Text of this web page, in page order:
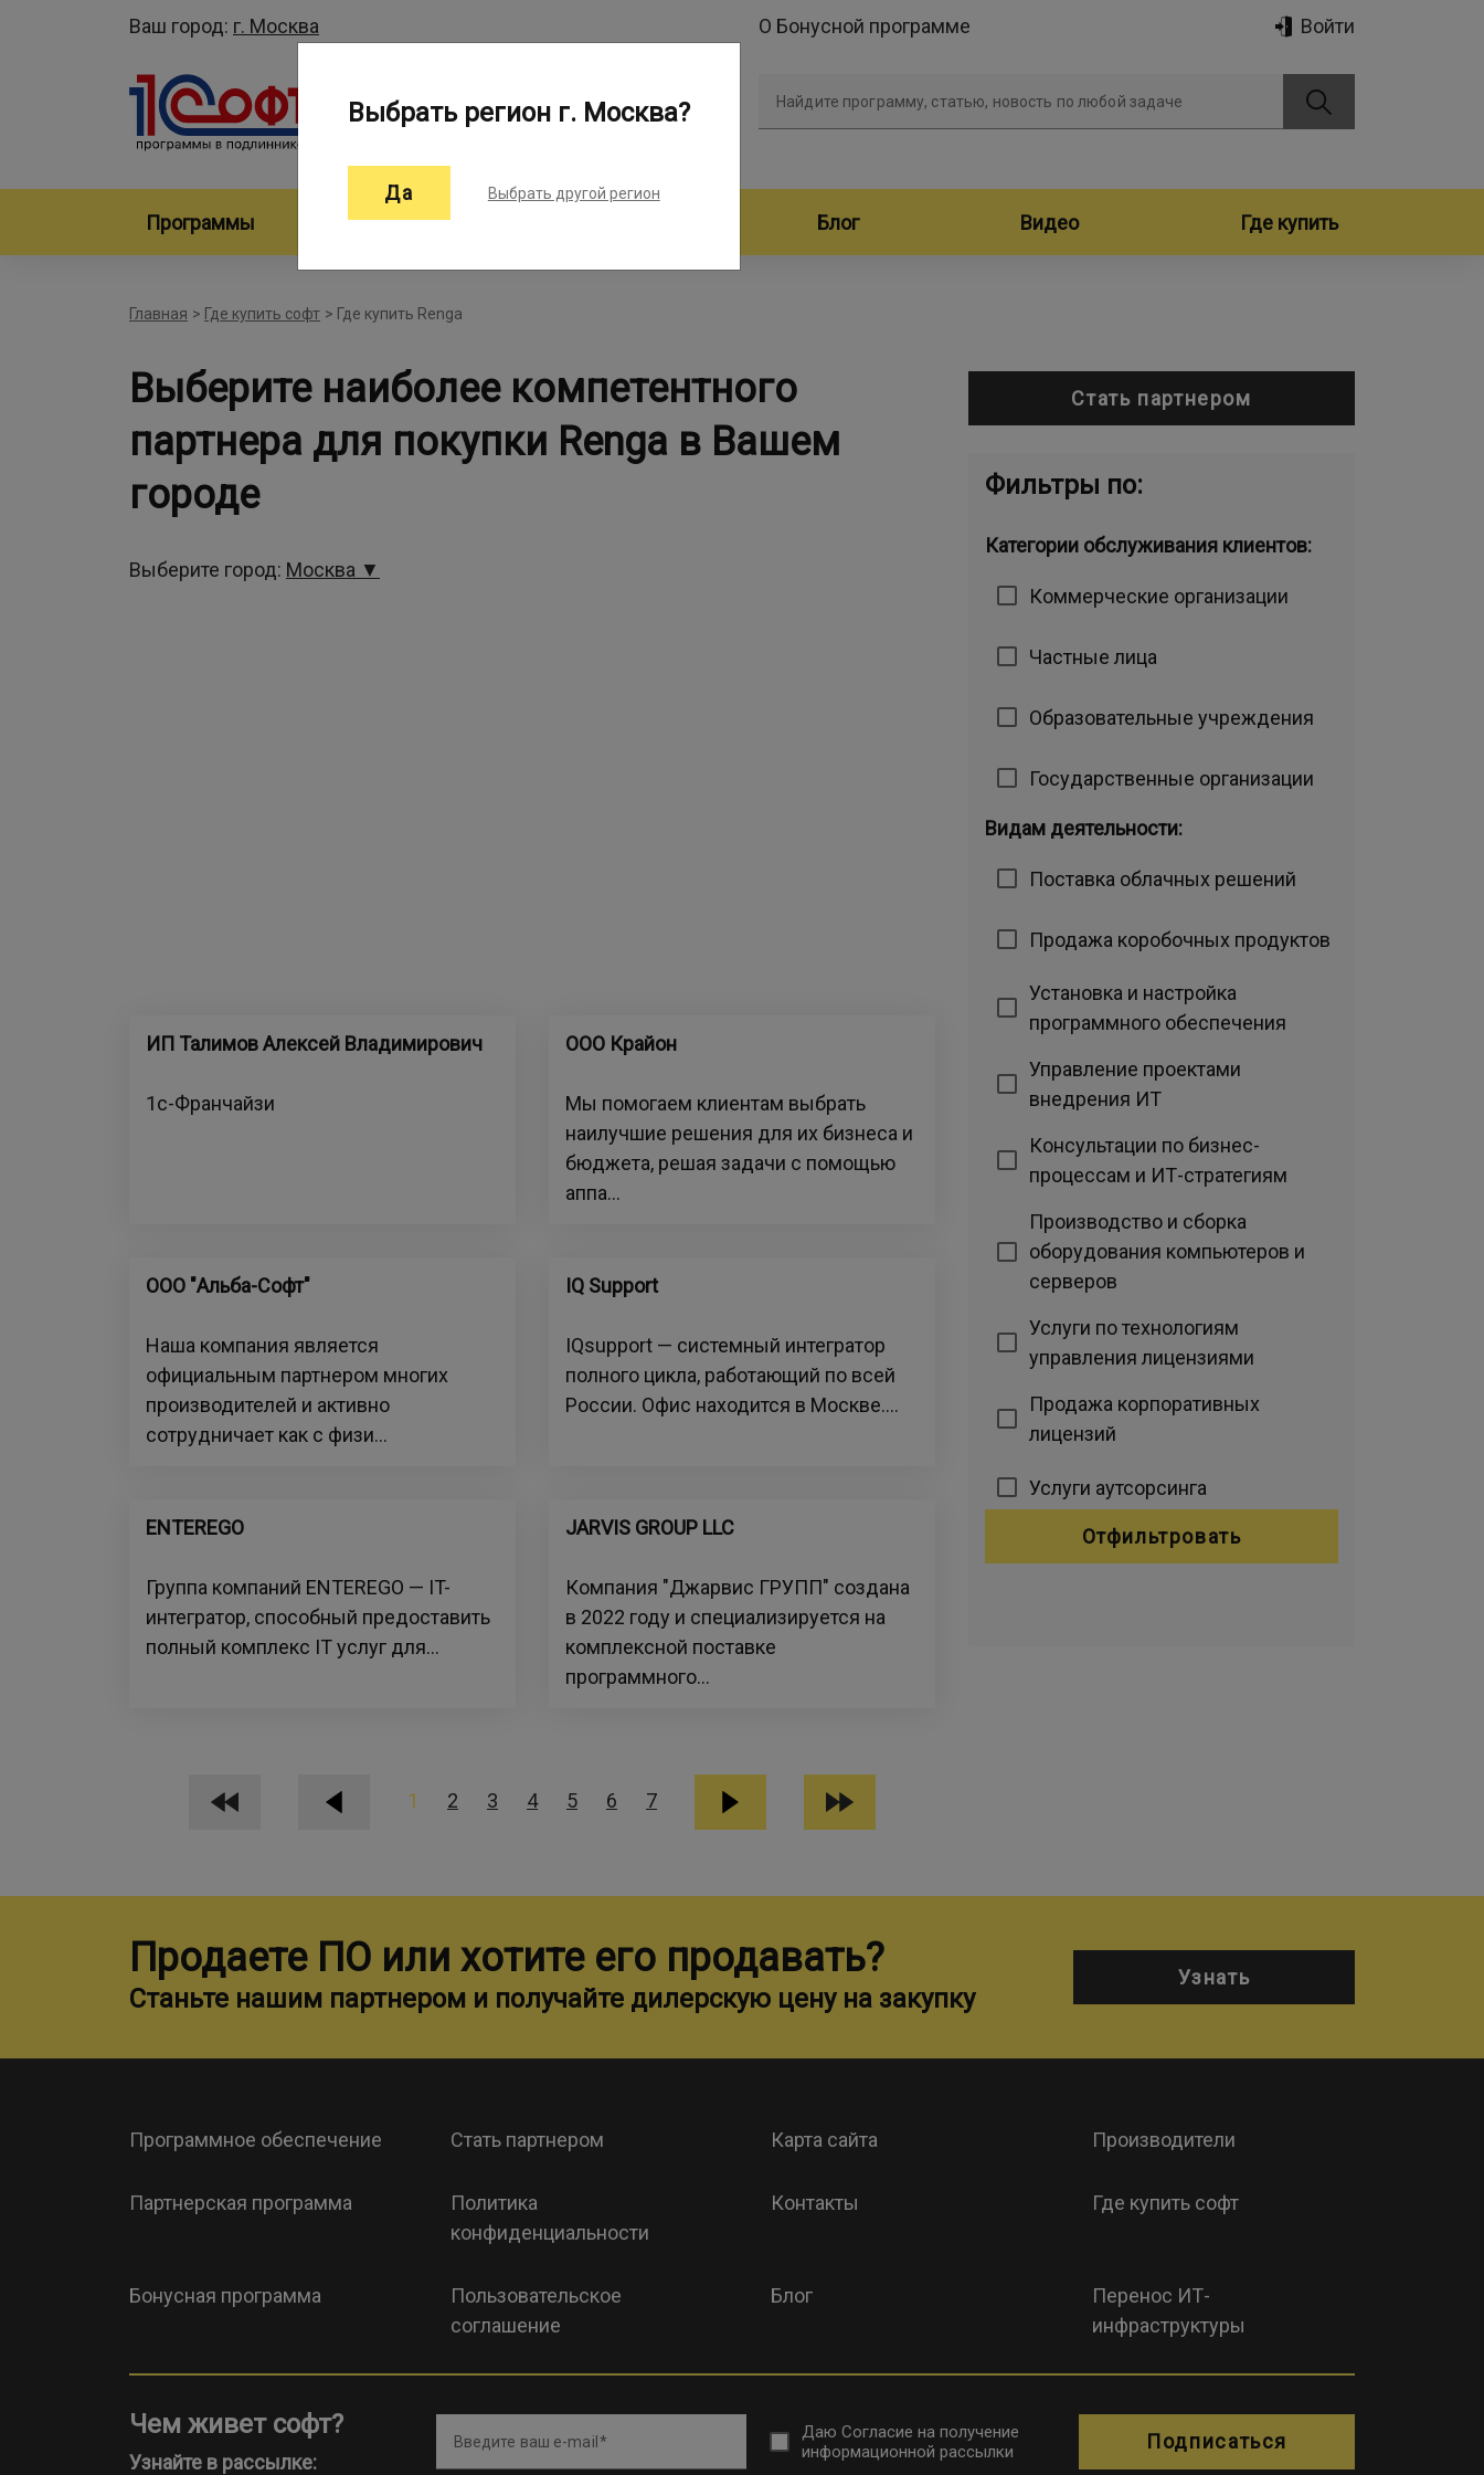
Ваш город: г. Москва Войти
О Бонусной программе
Найдите программу, статью, новость по любой задаче
Программы Производители программ Блог Видео Где купить
Главная > Где купить софт > Где купить Renga
Выберите наиболее компетентного
партнера для покупки Renga в Вашем
городе
Выберите город: Москва ▼
ИП Талимов Алексей Владимирович
1с-Франчайзи
ООО Крайон
Мы помогаем клиентам выбрать
наилучшие решения для их бизнеса и
бюджета, решая задачи с помощью
аппа...
ООО "Альба-Софт"
Наша компания является
официальным партнером многих
производителей и активно
сотрудничает как с физи...
IQ Support
IQsupport — системный интегратор
полного цикла, работающий по всей
России. Офис находится в Москве....
ENTEREGO
Группа компаний ENTEREGO — IT-
интегратор, способный предоставить
полный комплекс IT услуг для...
JARVIS GROUP LLC
Компания "Джарвис ГРУПП" создана
в 2022 году и специализируется на
комплексной поставке
программного...
1 2 3 4 5 6 7
Стать партнером
Фильтры по:
Категории обслуживания клиентов:
Коммерческие организации
Частные лица
Образовательные учреждения
Государственные организации
Видам деятельности:
Поставка облачных решений
Продажа коробочных продуктов
Установка и настройка
программного обеспечения
Управление проектами
внедрения ИТ
Консультации по бизнес-
процессам и ИТ-стратегиям
Производство и сборка
оборудования компьютеров и
серверов
Услуги по технологиям
управления лицензиями
Продажа корпоративных
лицензий
Услуги аутсорсинга
Отфильтровать
Продаете ПО или хотите его продавать?
Станьте нашим партнером и получайте дилерскую цену на закупку
Узнать
Программное обеспечение Стать партнером Карта сайта Производители
Партнерская программа
Политика
конфиденциальности
Контакты Где купить софт
Бонусная программа
Пользовательское
соглашение
Блог
Перенос ИТ-
инфраструктуры
Чем живет софт?
Узнайте в рассылке:
Введите ваш e-mail Даю Согласие на получение
информационной рассылки
Подписаться
Выбрать регион г. Москва?
Да Выбрать другой регион